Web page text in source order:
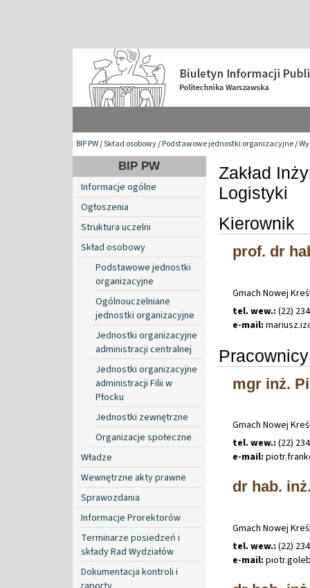
BIP PW/Skład osobowy/Podstawowe jednostki organizacyjne/
BIP PW
Informacje ogólne
Ogłoszenia
Struktura uczelni
Skład osobowy
Podstawowe jednostki
organizacyjne
Ogólnouczelniane
jednostki organizacyjne
Jednostki organizacyjne
administracji centralnej
Jednostki organizacyjne
administracji Filii w
Płocku
Jednostki zewnętrzne
Organizacje społeczne
Władze
Wewnętrzne akty prawne
Sprawozdania
Informacje Prorektorów
Terminarze posiedzeń i
składy Rad Wydziałów
Dokumentacja kontroli i
Zakład
Logistyki
Kierownik
prof. dr
Gmach Nowej
tel. wew.: (22)
e-mail: mariusz.
Pracownicy
mgr inż.
Gmach Nowej
tel. wew.: (22)
e-mail: piotr.
dr hab.
Gmach Nowej
tel. wew.: (22)
e-mail: piotr.